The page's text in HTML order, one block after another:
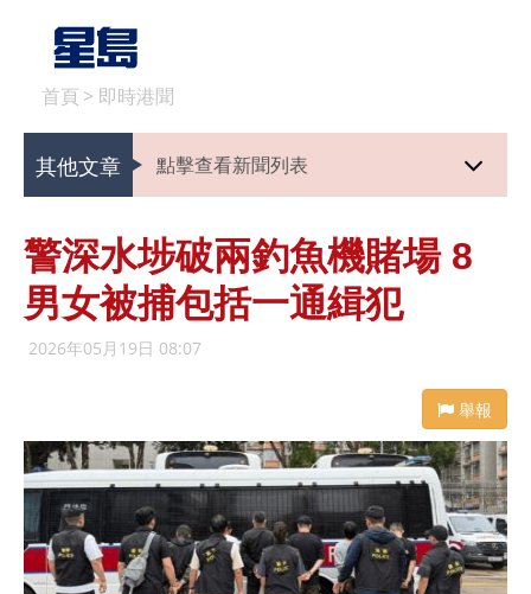
首頁 > 即時港聞
其他文章 點擊查看新聞列表
警深水埗破兩釣魚機賭場 8
男女被捕包括一通緝犯
2026年05月19日 08:07
舉報